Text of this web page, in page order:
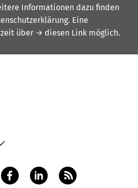
Informationen dazu finden
. Eine
über → diesen Link möglich.